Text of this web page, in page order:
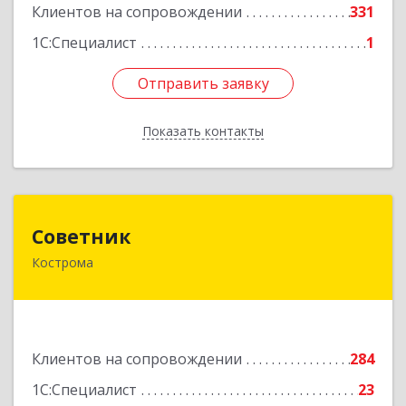
Клиентов на сопровождении
331
1С:Специалист
1
Отправить заявку
Показать контакты
Отправить заявку
Назад
Советник
Кострома
Клиентов на сопровождении
284
1С:Специалист
23
156000, Костромская обл, Кострома г, Ерохова